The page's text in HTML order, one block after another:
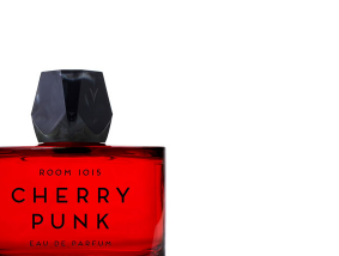
Выбрать объем